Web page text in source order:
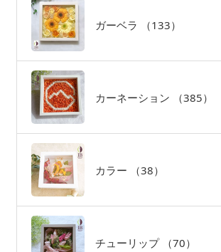
ガーベラ （133）
カーネーション （385）
カラー （38）
チューリップ （70）